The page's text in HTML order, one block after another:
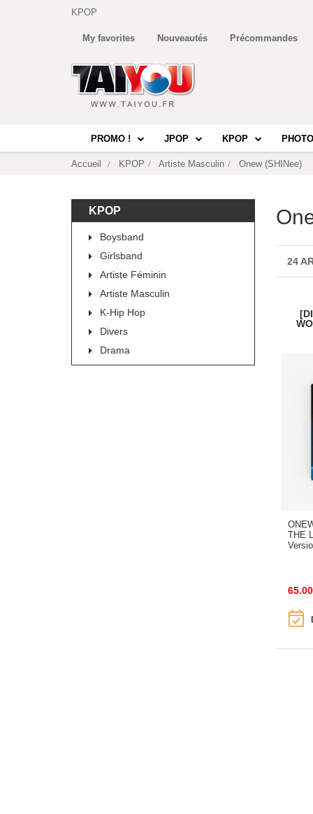
KPOP
My favorites Nouveautés Précommandes
PROMO ! JPOP KPOP
Accueil KPOP Artiste Masculin Onew (SHINee)
KPOP
Boysband
Girlsband
Artiste Féminin
Artiste Masculin
K-Hip Hop
Divers
Drama
24
THE
65.00